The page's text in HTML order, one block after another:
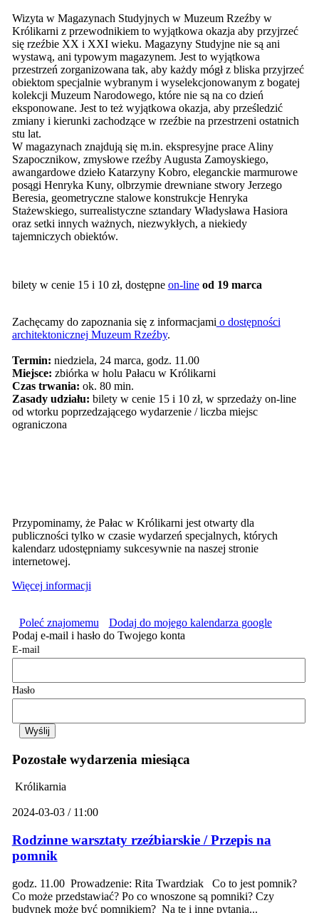
Wizyta w Magazynach Studyjnych w Muzeum Rzeźby w
Królikarni z przewodnikiem to wyjątkowa okazja aby przyjrzeć
się rzeźbie XX i XXI wieku. Magazyny Studyjne nie są ani
wystawą, ani typowym magazynem. Jest to wyjątkowa
przestrzeń zorganizowana tak, aby każdy mógł z bliska przyjrzeć
obiektom specjalnie wybranym i wyselekcjonowanym z bogatej
kolekcji Muzeum Narodowego, które nie są na co dzień
eksponowane. Jest to też wyjątkowa okazja, aby prześledzić
zmiany i kierunki zachodzące w rzeźbie na przestrzeni ostatnich
stu lat.
W magazynach znajdują się m.in. ekspresyjne prace Aliny
Szapocznikow, zmysłowe rzeźby Augusta Zamoyskiego,
awangardowe dzieło Katarzyny Kobro, eleganckie marmurowe
posągi Henryka Kuny, olbrzymie drewniane stwory Jerzego
Beresia, geometryczne stalowe konstrukcje Henryka
Stażewskiego, surrealistyczne sztandary Władysława Hasiora
oraz setki innych ważnych, niezwykłych, a niekiedy
tajemniczych obiektów.
bilety w cenie 15 i 10 zł, dostępne on-line od 19 marca
Zachęcamy do zapoznania się z informacjami o dostępności
architektonicznej Muzeum Rzeźby.
Termin: niedziela, 24 marca, godz. 11.00
Miejsce: zbiórka w holu Pałacu w Królikarni
Czas trwania: ok. 80 min.
Zasady udziału: bilety w cenie 15 i 10 zł, w sprzedaży on-line
od wtorku poprzedzającego wydarzenie / liczba miejsc
ograniczona
Przypominamy, że Pałac w Królikarni jest otwarty dla
publiczności tylko w czasie wydarzeń specjalnych, których
kalendarz udostępniamy sukcesywnie na naszej stronie
internetowej.
Więcej informacji
Poleć znajomemu
Dodaj do mojego kalendarza google
Podaj e-mail i hasło do Twojego konta
E-mail
Hasło
Pozostałe wydarzenia miesiąca
Królikarnia
2024-03-03 / 11:00
Rodzinne warsztaty rzeźbiarskie / Przepis na
pomnik
godz. 11.00 Prowadzenie: Rita Twardziak Co to jest pomnik?
Co może przedstawiać? Po co wnoszone są pomniki? Czy
budynek może być pomnikiem? Na te i inne pytania...